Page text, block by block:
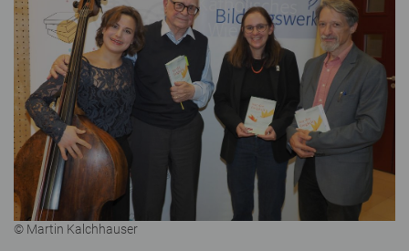
© Martin Kalchhauser